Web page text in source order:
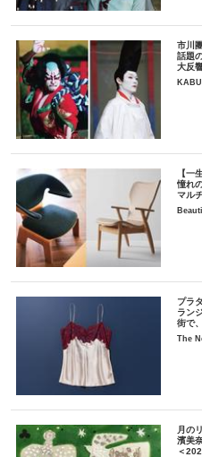
市川
話題
大反
【一
憧れ
マル
プラ
ラン
街で
The
月の
濱美
＜